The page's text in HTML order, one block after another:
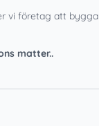
vi företag att
matter..